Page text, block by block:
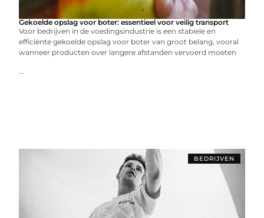
Gekoelde opslag voor boter: essentieel voor veilig transport
Voor bedrijven in de voedingsindustrie is een stabiele en
efficiënte gekoelde opslag voor boter van groot belang, vooral
wanneer producten over langere afstanden vervoerd moeten
...
BEDRIJVEN